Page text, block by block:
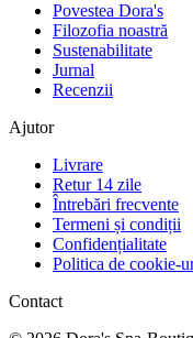
Povestea Dora's
Filozofia noastră
Sustenabilitate
Jurnal
Recenzii
Ajutor
Livrare
Retur 14 zile
Întrebări frecvente
Termeni și condiții
Confidențialitate
Politica de cookie-
Contact